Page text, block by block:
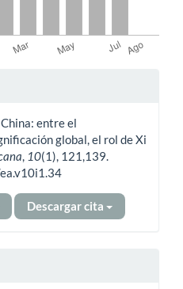
entre el
global, el rol de Xi
, 10(1), 121,139.
Descargar cita